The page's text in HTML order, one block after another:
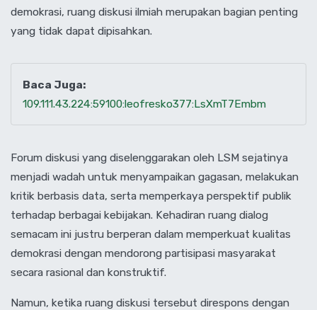
demokrasi, ruang diskusi ilmiah merupakan bagian penting
yang tidak dapat dipisahkan.
Baca Juga:
109.111.43.224:59100:leofresko377:LsXmT7Embm
Forum diskusi yang diselenggarakan oleh LSM sejatinya
menjadi wadah untuk menyampaikan gagasan, melakukan
kritik berbasis data, serta memperkaya perspektif publik
terhadap berbagai kebijakan. Kehadiran ruang dialog
semacam ini justru berperan dalam memperkuat kualitas
demokrasi dengan mendorong partisipasi masyarakat
secara rasional dan konstruktif.
Namun, ketika ruang diskusi tersebut direspons dengan